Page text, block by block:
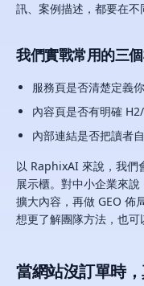
訊、案例描述，都要在不
我們實戰常用的三
服務頁是否清楚定義
內容頁是否有明確
內部連結是否把讀者
以 RaphixAI 來說，我們
展示櫃。對中小企業來
擴大內容，再做 GEO 佈
想更了解團隊方法，也可
當網站沒訂單時